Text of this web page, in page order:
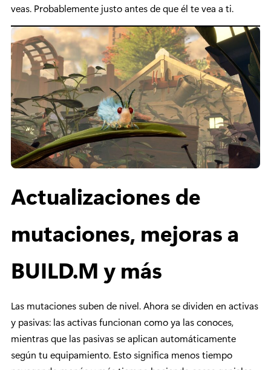
veas. Probablemente justo antes de que él te vea a ti.
Actualizaciones de
mutaciones, mejoras a
BUILD.M y más
Las mutaciones suben de nivel. Ahora se dividen en activas
y pasivas: las activas funcionan como ya las conoces,
mientras que las pasivas se aplican automáticamente
según tu equipamiento. Esto significa menos tiempo